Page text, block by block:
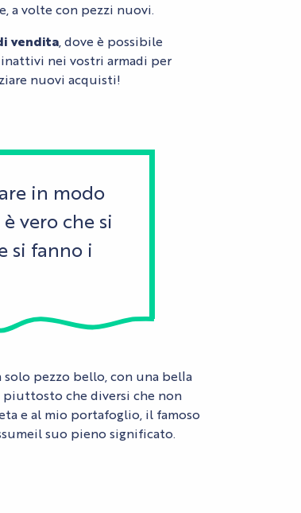
a volte con pezzi nuovi.
vendita , dove è possibile
nei vostri armadi per
nuovi acquisti!
in modo
vero che si
si fanno i
solo pezzo bello, con una bella
che diversi che non
e al mio portafoglio, il famoso
il suo pieno significato.